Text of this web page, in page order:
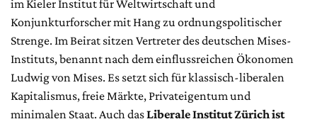
im Kieler Institut für Weltwirtschaft und
Konjunkturforscher mit Hang zu ordnungspolitischer
Strenge. Im Beirat sitzen Vertreter des deutschen Mises-
Instituts, benannt nach dem einflussreichen Ökonomen
Ludwig von Mises. Es setzt sich für klassisch-liberalen
Kapitalismus, freie Märkte, Privateigentum und
minimalen Staat. Auch dasLiberale Institut Zürich ist